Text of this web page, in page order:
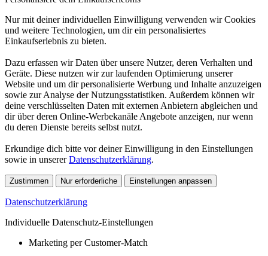
Nur mit deiner individuellen Einwilligung verwenden wir Cookies
und weitere Technologien, um dir ein personalisiertes
Einkaufserlebnis zu bieten.
Dazu erfassen wir Daten über unsere Nutzer, deren Verhalten und
Geräte. Diese nutzen wir zur laufenden Optimierung unserer
Website und um dir personalisierte Werbung und Inhalte anzuzeigen
sowie zur Analyse der Nutzungsstatistiken. Außerdem können wir
deine verschlüsselten Daten mit externen Anbietern abgleichen und
dir über deren Online-Werbekanäle Angebote anzeigen, nur wenn
du deren Dienste bereits selbst nutzt.
Erkundige dich bitte vor deiner Einwilligung in den Einstellungen
sowie in unsererDatenschutzerklärung.
Zustimmen Nur erforderliche Einstellungen anpassen
Datenschutzerklärung
Individuelle Datenschutz-Einstellungen
Marketing per Customer-Match